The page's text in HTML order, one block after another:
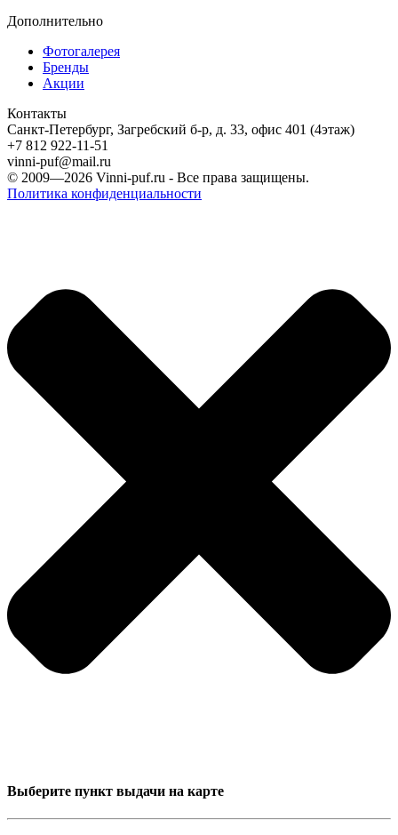
Дополнительно
Фотогалерея
Бренды
Акции
Контакты
Санкт-Петербург, Загребский б-р, д. 33, офис 401 (4этаж)
+7 812 922-11-51
vinni-puf@mail.ru
© 2009—2026 Vinni-puf.ru - Все права защищены.
Политика конфиденциальности
Выберите пункт выдачи на карте